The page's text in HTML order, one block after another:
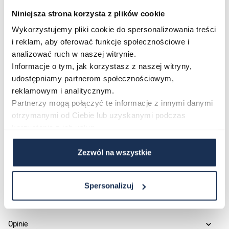
Niniejsza strona korzysta z plików cookie
Wykorzystujemy pliki cookie do spersonalizowania treści
i reklam, aby oferować funkcje społecznościowe i
analizować ruch w naszej witrynie.
Informacje o tym, jak korzystasz z naszej witryny,
udostępniamy partnerom społecznościowym,
reklamowym i analitycznym.
Partnerzy mogą połączyć te informacje z innymi danymi
otrzymanymi od Ciebie lub uzyskanymi podczas
Zezwól na wszystkie
Spersonalizuj
czarny pasek tworzą ponadczasową stylistykę, która
Połączenie stylu i funkcjonalności
Bulova Frank Sinatra 96B483 łączy precyzję
automatycznego mechanizmu MIYOTA z elegancją
klasycznego designu, oferując zegarek o wyraźnej
tożsamości. To model, który wpisuje się w filozofię marki
Bulova – precyzja, innowacja i elegancja zamknięte w
Opinie